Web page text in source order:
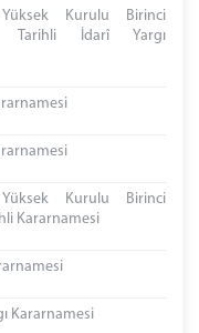
Kurulu Birinci
Tarihli İdarî Yargı
Kurulu Birinci
Kararnamesi
Kararnamesi